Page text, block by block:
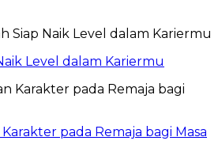
Level dalam Kariermu
pada Remaja bagi Masa